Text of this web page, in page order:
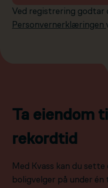
Ved registrering godtar
Personvernerklæringen
Ta eiendom
rekordtid
Med Kvass kan du
boligvelger på under én